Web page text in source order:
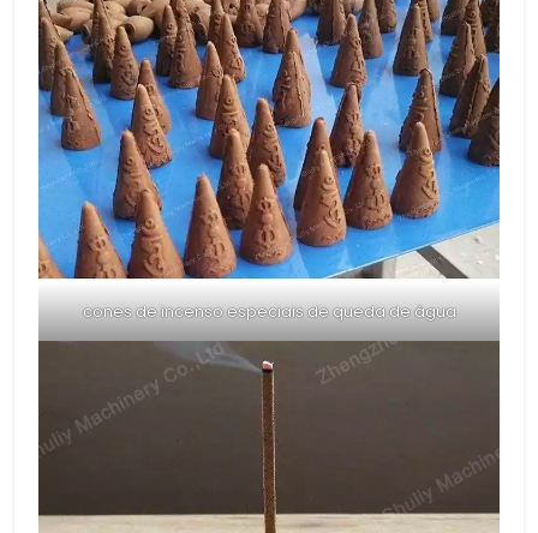
cones de incenso especiais de queda de água